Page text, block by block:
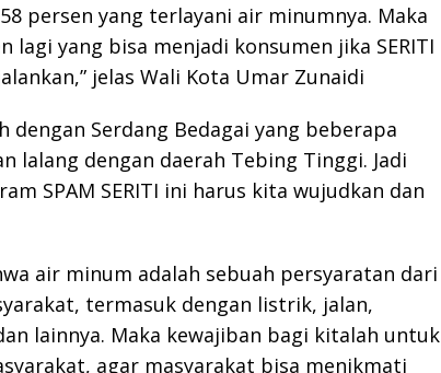
persen yang terlayani air minumnya. Maka
lagi yang bisa menjadi konsumen jika SERITI
jelas Wali Kota Umar Zunaidi
Serdang Bedagai yang beberapa
lalang dengan daerah Tebing Tinggi. Jadi
SPAM SERITI ini harus kita wujudkan dan
air minum adalah sebuah persyaratan dari
termasuk dengan listrik, jalan,
lainnya. Maka kewajiban bagi kitalah untuk
agar masyarakat bisa menikmati